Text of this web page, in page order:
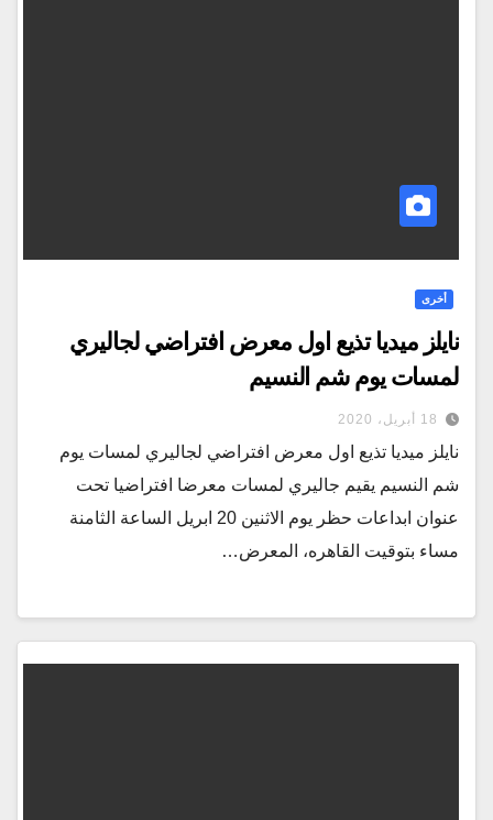
أخرى
نايلز ميديا تذيع اول معرض افتراضي لجاليري
لمسات يوم شم النسيم
18 أبريل، 2020
نايلز ميديا تذيع اول معرض افتراضي لجاليري لمسات يوم
شم النسيم يقيم جاليري لمسات معرضا افتراضيا تحت
عنوان ابداعات حظر يوم الاثنين 20 ابريل الساعة الثامنة
مساء بتوقيت القاهره، المعرض…